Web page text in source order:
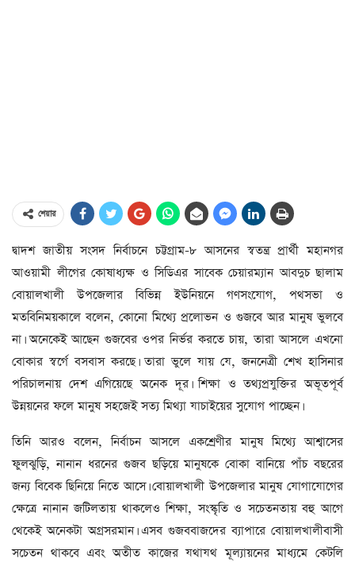
শেয়ার
দ্বাদশ জাতীয় সংসদ নির্বাচনে চট্টগ্রাম-৮ আসনের স্বতন্ত্র প্রার্থী মহানগর
আওয়ামী লীগের কোষাধ্যক্ষ ও সিডিএর সাবেক চেয়ারম্যান আবদুচ ছালাম
বোয়ালখালী উপজেলার বিভিন্ন ইউনিয়নে গণসংযোগ, পথসভা ও
মতবিনিময়কালে বলেন, কোনো মিথ্যে প্রলোভন ও গুজবে আর মানুষ ভুলবে
না। অনেকেই আছেন গুজবের ওপর নির্ভর করতে চায়, তারা আসলে এখনো
বোকার স্বর্গে বসবাস করছে। তারা ভুলে যায় যে, জননেত্রী শেখ হাসিনার
পরিচালনায় দেশ এগিয়েছে অনেক দূর। শিক্ষা ও তথ্যপ্রযুক্তির অভূতপূর্ব
উন্নয়নের ফলে মানুষ সহজেই সত্য মিথ্যা যাচাইয়ের সুযোগ পাচ্ছেন।
তিনি আরও বলেন, নির্বাচন আসলে একশ্রেণীর মানুষ মিথ্যে আশ্বাসের
ফুলঝুড়ি, নানান ধরনের গুজব ছড়িয়ে মানুষকে বোকা বানিয়ে পাঁচ বছরের
জন্য বিবেক ছিনিয়ে নিতে আসে। বোয়ালখালী উপজেলার মানুষ যোগাযোগের
ক্ষেত্রে নানান জটিলতায় থাকলেও শিক্ষা, সংস্কৃতি ও সচেতনতায় বহু আগে
থেকেই অনেকটা অগ্রসরমান। এসব গুজববাজদের ব্যাপারে বোয়ালখালীবাসী
সচেতন থাকবে এবং অতীত কাজের যথাযথ মূল্যায়নের মাধ্যমে কেটলি